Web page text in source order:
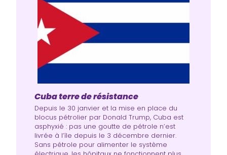
Cuba terre de résistance
Depuis le 30 janvier et la mise en place du
blocus pétrolier par Donald Trump, Cuba est
asphyxié : pas une goutte de pétrole n’est
livrée à l’île depuis le 3 décembre dernier.
Sans pétrole pour alimenter le système